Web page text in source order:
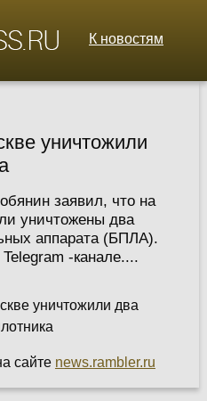
К новостям
уничтожили
заявил, что на
уничтожены два
аппарата (БПЛА).
-канале....
сайте news.rambler.ru